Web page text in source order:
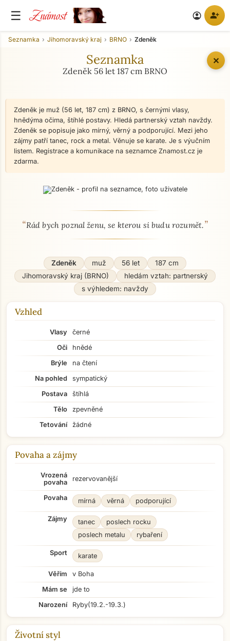
☰ Známost account_circle person_add
✕
Seznamka Jihomoravský kraj BRNO Zdeněk
Seznamka
Zdeněk 56 let 187 cm BRNO
Zdeněk je muž (56 let, 187 cm) z BRNO, s černými vlasy,
hnědýma očima, štíhlé postavy. Hledá partnerský vztah navždy.
Zdeněk se popisuje jako mírný, věrný a podporující. Mezi jeho
zájmy patří tanec, rock a metal. Věnuje se karate. Je s výučním
listem. Registrace a komunikace na seznamce Znamost.cz je
zdarma.
O mně - seznamka profil
“Rád bych poznal ženu, se kterou si budu rozumět.”
Zdeněk muž 56 let
187 cm
Jihomoravský kraj (BRNO)
hledám vztah: partnerský
s výhledem: navždy
Vzhled
Vlasy
černé
Oči
hnědé
Brýle
na čtení
Na pohled
sympatický
Postava
štíhlá
Tělo
zpevněné
Tetování
žádné
Povaha a zájmy
Vrozená
povaha
rezervovanější
Povaha mírná věrná podporující
Zájmy tanec
poslech rocku
poslech metalu
rybaření
Sport karate
Věřím
v Boha
Mám se
jde to
Narození
Ryby(19.2.-19.3.)
Životní styl